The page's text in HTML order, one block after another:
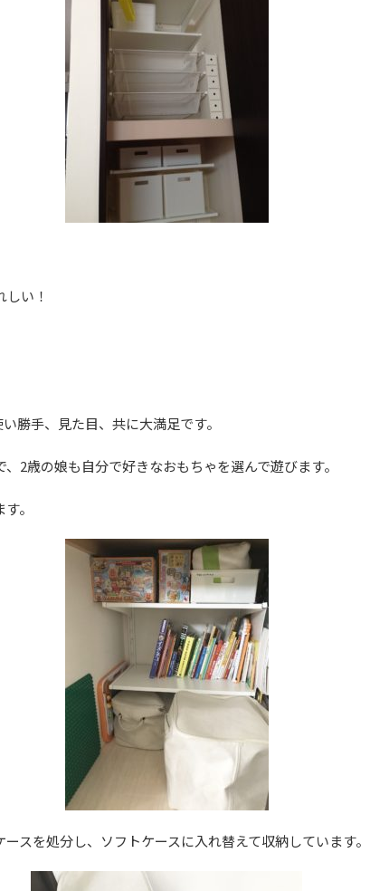
い！
勝手、見た目、共に大満足です。
2歳の娘も自分で好きなおもちゃを選んで遊びます。
。
スを処分し、ソフトケースに入れ替えて収納しています。